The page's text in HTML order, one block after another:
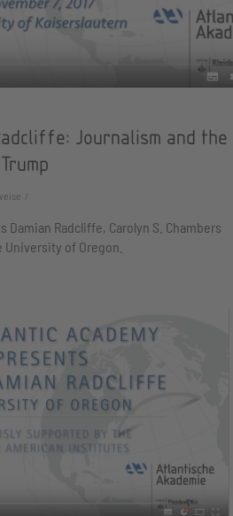
Journalism and the
Damian Radcliffe, Carolyn S. Chambers
of Oregon.